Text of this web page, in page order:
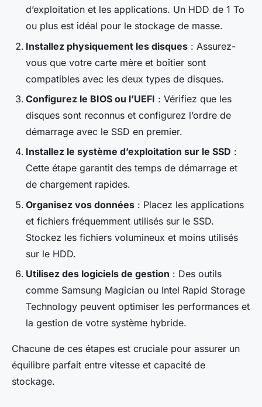
d’exploitation et les applications. Un HDD de 1 To
ou plus est idéal pour le stockage de masse.
Installez physiquement les disques : Assurez-
vous que votre carte mère et boîtier sont
compatibles avec les deux types de disques.
Configurez le BIOS ou l’UEFI : Vérifiez que les
disques sont reconnus et configurez l’ordre de
démarrage avec le SSD en premier.
Installez le système d’exploitation sur le SSD :
Cette étape garantit des temps de démarrage et
de chargement rapides.
Organisez vos données : Placez les applications
et fichiers fréquemment utilisés sur le SSD.
Stockez les fichiers volumineux et moins utilisés
sur le HDD.
Utilisez des logiciels de gestion : Des outils
comme Samsung Magician ou Intel Rapid Storage
Technology peuvent optimiser les performances et
la gestion de votre système hybride.
Chacune de ces étapes est cruciale pour assurer un
équilibre parfait entre vitesse et capacité de
stockage.